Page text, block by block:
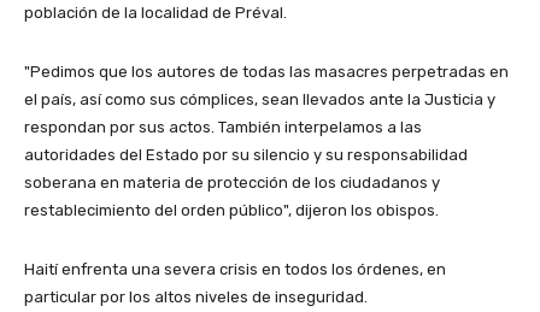
población de la localidad de Préval.
"Pedimos que los autores de todas las masacres perpetradas en
el país, así como sus cómplices, sean llevados ante la Justicia y
respondan por sus actos. También interpelamos a las
autoridades del Estado por su silencio y su responsabilidad
soberana en materia de protección de los ciudadanos y
restablecimiento del orden público", dijeron los obispos.
Haití enfrenta una severa crisis en todos los órdenes, en
particular por los altos niveles de inseguridad.